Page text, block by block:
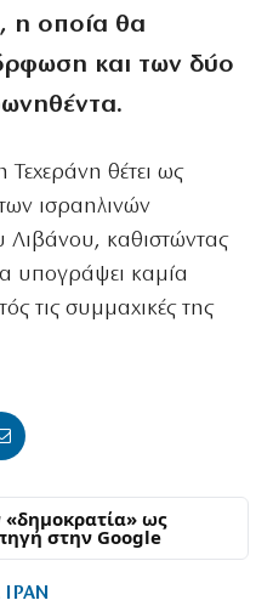
η οποία θα
και των δύο
Τεχεράνη θέτει ως
ισραηλινών
Λιβάνου, καθιστώντας
υπογράψει καμία
τις συμμαχικές της
«δημοκρατία» ως
στην Google